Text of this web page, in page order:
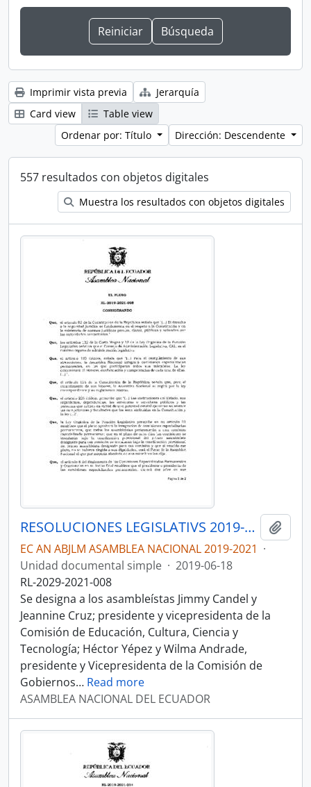
Imprimir vista previa
Jerarquía
Card view
Table view
Ordenar por: Título
Dirección: Descendente
557 resultados con objetos digitales
Muestra los resultados con objetos digitales
RESOLUCIONES LEGISLATIVS 2019-2021
EC AN ABJLM ASAMBLEA NACIONAL 2019-2021 ·
Unidad documental simple · 2019-06-18
RL-2029-2021-008
Se designa a los asambleístas Jimmy Candel y
Jeannine Cruz; presidente y vicepresidenta de la
Comisión de Educación, Cultura, Ciencia y
Tecnología; Héctor Yépez y Wilma Andrade,
presidente y Vicepresidenta de la Comisión de
Gobiernos… Read more
ASAMBLEA NACIONAL DEL ECUADOR